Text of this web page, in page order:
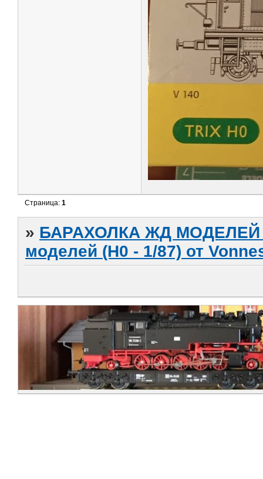
Страница:1
» БАРАХОЛКА ЖД МОДЕЛЕЙ
моделей (H0 - 1/87) от